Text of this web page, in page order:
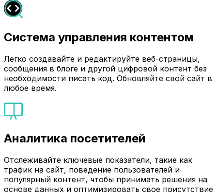
Система управления контентом
Легко создавайте и редактируйте веб-страницы,
сообщения в блоге и другой цифровой контент без
необходимости писать код. Обновляйте свой сайт в
любое время.
Аналитика посетителей
Отслеживайте ключевые показатели, такие как
трафик на сайт, поведение пользователей и
популярный контент, чтобы принимать решения на
основе данных и оптимизировать свое присутствие